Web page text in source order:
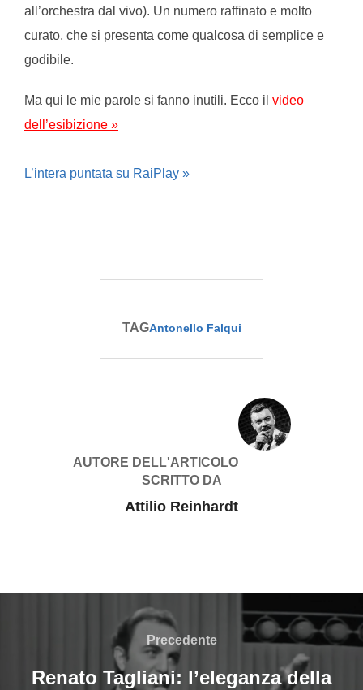
all’orchestra dal vivo). Un numero raffinato e molto
curato, che si presenta come qualcosa di semplice e
godibile.
Ma qui le mie parole si fanno inutili. Ecco il video
dell’esibizione »
L’intera puntata su RaiPlay »
TAGAntonello Falqui
AUTORE DELL'ARTICOLO
SCRITTO DA
Attilio Reinhardt
Navigazione
Precedente
Precedente
Renato Tagliani: l’eleganza della